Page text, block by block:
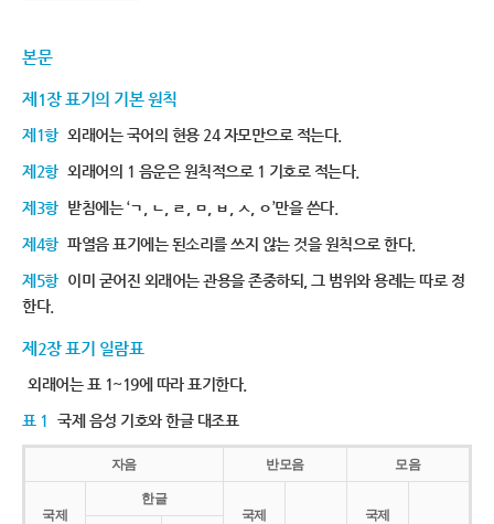
본문
제1장 표기의 기본 원칙
제1항 외래어는 국어의 현용 24 자모만으로 적는다.
제2항 외래어의 1 음운은 원칙적으로 1 기호로 적는다.
제3항 받침에는 ‘ㄱ, ㄴ, ㄹ, ㅁ, ㅂ, ㅅ, ㅇ’만을 쓴다.
제4항 파열음 표기에는 된소리를 쓰지 않는 것을 원칙으로 한다.
제5항 이미 굳어진 외래어는 관용을 존중하되, 그 범위와 용례는 따로 정
한다.
제2장 표기 일람표
외래어는 표 1~19에 따라 표기한다.
표 1 국제 음성 기호와 한글 대조표
자음 반모음 모음
국제
한글
국제
국제